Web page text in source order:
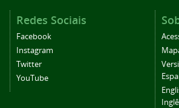
Redes Sociais
Facebook
Instagram
Twitter
YouTube